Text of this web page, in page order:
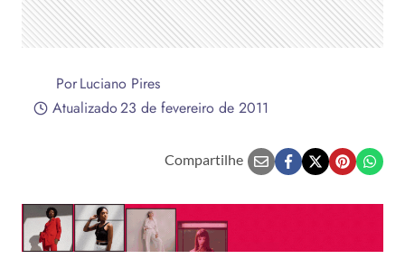
PorLuciano Pires
Atualizado23 de fevereiro de 2011
Compartilhe